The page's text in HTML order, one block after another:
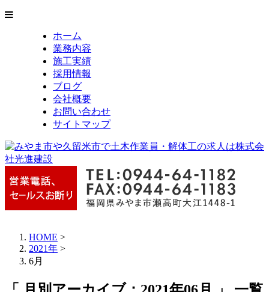
ホーム
業務内容
施工実績
採用情報
ブログ
会社概要
お問い合わせ
サイトマップ
HOME >
2021年 >
6月